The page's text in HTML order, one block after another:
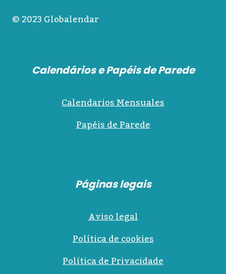
© 2023 Globalendar
Calendários e Papéis de Parede
Calendarios Mensuales
Papéis de Parede
Páginas legais
Aviso legal
Política de cookies
Política de Privacidade